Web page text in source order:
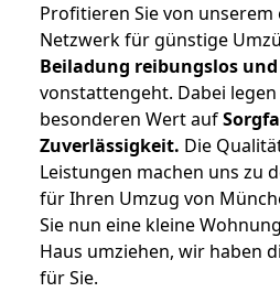
Profitieren Sie von
Netzwerk für günstige
Beiladung reibungslos
vonstattengeht. Dabei
besonderen Wert auf
Zuverlässigkeit. Die
Leistungen machen uns zu
für Ihren Umzug von
Sie nun eine kleine
Haus umziehen, wir haben
für Sie.